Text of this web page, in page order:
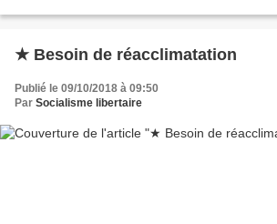
★ Besoin de réacclimatation
Publié le 09/10/2018 à 09:50
Par Socialisme libertaire